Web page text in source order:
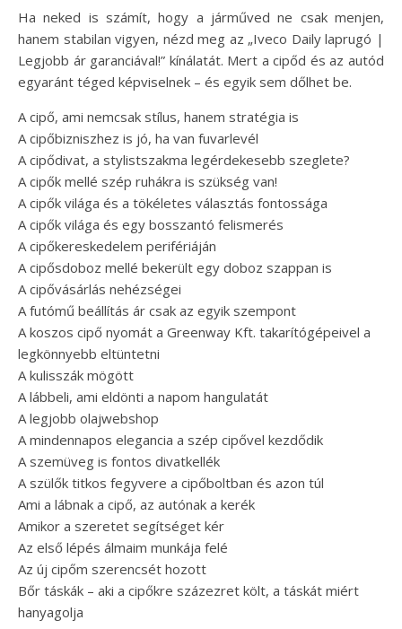
Ha neked is számít, hogy a járműved ne csak menjen,
hanem stabilan vigyen, nézd meg az „Iveco Daily laprugó |
Legjobb ár garanciával!” kínálatát. Mert a cipőd és az autód
egyaránt téged képviselnek – és egyik sem dőlhet be.
A cipő, ami nemcsak stílus, hanem stratégia is
A cipőbizniszhez is jó, ha van fuvarlevél
A cipődivat, a stylistszakma legérdekesebb szeglete?
A cipők mellé szép ruhákra is szükség van!
A cipők világa és a tökéletes választás fontossága
A cipők világa és egy bosszantó felismerés
A cipőkereskedelem perifériáján
A cipősdoboz mellé bekerült egy doboz szappan is
A cipővásárlás nehézségei
A futómű beállítás ár csak az egyik szempont
A koszos cipő nyomát a Greenway Kft. takarítógépeivel a
legkönnyebb eltüntetni
A kulisszák mögött
A lábbeli, ami eldönti a napom hangulatát
A legjobb olajwebshop
A mindennapos elegancia a szép cipővel kezdődik
A szemüveg is fontos divatkellék
A szülők titkos fegyvere a cipőboltban és azon túl
Ami a lábnak a cipő, az autónak a kerék
Amikor a szeretet segítséget kér
Az első lépés álmaim munkája felé
Az új cipőm szerencsét hozott
Bőr táskák – aki a cipőkre százezret költ, a táskát miért
hanyagolja